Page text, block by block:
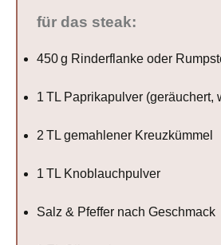
für das steak:
450g Rinderflanke oder
1 TL Paprikapulver (geräuchert,
2 TL gemahlener Kreuzkümmel
1 TL Knoblauchpulver
Salz & Pfeffer nach Geschmack